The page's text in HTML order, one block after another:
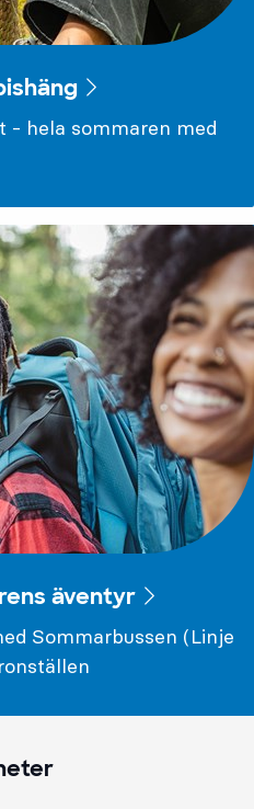
- hela sommaren med
äventyr
Sommarbussen (Linje